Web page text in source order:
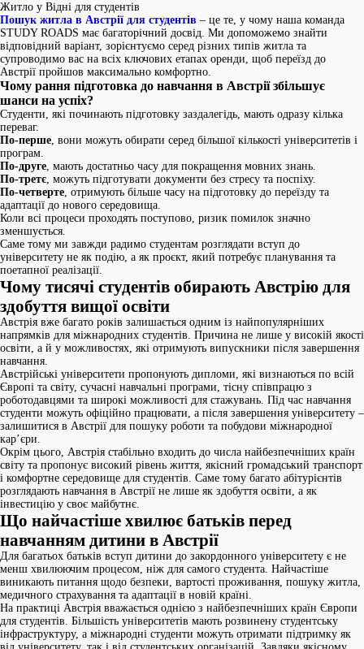
Житло у Відні для студентів
Пошук житла в Австрії для студентів – це те, у чому наша команда
STUDY ROADS має багаторічний досвід. Ми допоможемо знайти
відповідний варіант, зорієнтуємо серед різних типів житла та
супроводимо вас на всіх ключових етапах оренди, щоб переїзд до
Австрії пройшов максимально комфортно.
Чому рання підготовка до навчання в Австрії збільшує
шанси на успіх?
Студенти, які починають підготовку заздалегідь, мають одразу кілька
переваг.
По-перше, вони можуть обирати серед більшої кількості університетів і
програм.
По-друге, мають достатньо часу для покращення мовних знань.
По-третє, можуть підготувати документи без стресу та поспіху.
По-четверте, отримують більше часу на підготовку до переїзду та
адаптації до нового середовища.
Коли всі процеси проходять поступово, ризик помилок значно
зменшується.
Саме тому ми завжди радимо студентам розглядати вступ до
університету не як подію, а як проєкт, який потребує планування та
поетапної реалізації.
Чому тисячі студентів обирають Австрію для
здобуття вищої освіти
Австрія вже багато років залишається одним із найпопулярніших
напрямків для міжнародних студентів. Причина не лише у високій якості
освіти, а й у можливостях, які отримують випускники після завершення
навчання.
Австрійські університети пропонують дипломи, які визнаються по всій
Європі та світу, сучасні навчальні програми, тісну співпрацю з
роботодавцями та широкі можливості для стажувань. Під час навчання
студенти можуть офіційно працювати, а після завершення університету –
залишитися в Австрії для пошуку роботи та побудови міжнародної
кар’єри.
Окрім цього, Австрія стабільно входить до числа найбезпечніших країн
світу та пропонує високий рівень життя, якісний громадський транспорт
і комфортне середовище для студентів. Саме тому багато абітурієнтів
розглядають навчання в Австрії не лише як здобуття освіти, а як
інвестицію у своє майбутнє.
Що найчастіше хвилює батьків перед
навчанням дитини в Австрії
Для багатьох батьків вступ дитини до закордонного університету є не
менш хвилюючим процесом, ніж для самого студента. Найчастіше
виникають питання щодо безпеки, вартості проживання, пошуку житла,
медичного страхування та адаптації в новій країні.
На практиці Австрія вважається однією з найбезпечніших країн Європи
для студентів. Більшість університетів мають розвинену студентську
інфраструктуру, а міжнародні студенти можуть отримати підтримку як